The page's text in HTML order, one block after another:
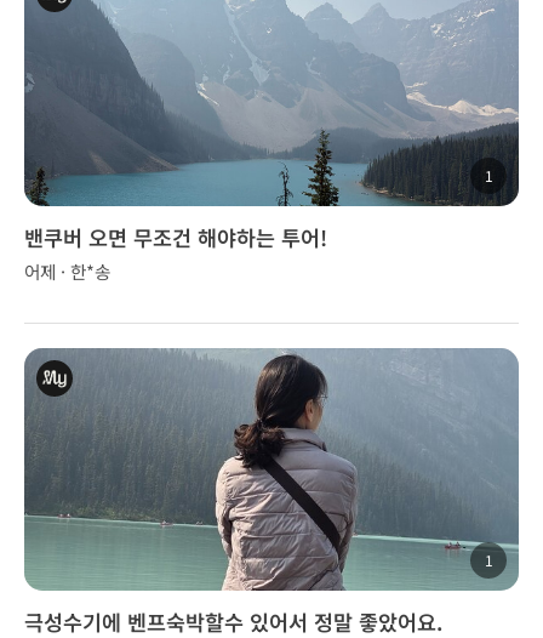
1
밴쿠버 오면 무조건 해야하는 투어!
어제 · 한*송
1
극성수기에 벤프숙박할수 있어서 정말 좋았어요.